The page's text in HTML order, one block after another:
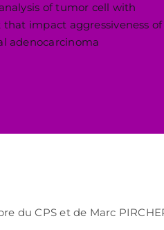
of tumor cell with
that impact aggressiveness of
adenocarcinoma
du CPS et de Marc